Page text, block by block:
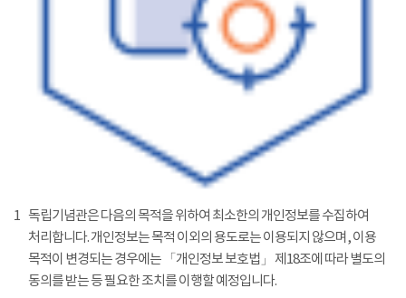
1 독립기념관은 다음의 목적을 위하여 최소한의 개인정보를 수집하여
처리합니다. 개인정보는 목적 이외의 용도로는 이용되지 않으며, 이용
목적이 변경되는 경우에는 「개인정보 보호법」 제18조에 따라 별도의
동의를 받는 등 필요한 조치를 이행할 예정입니다.